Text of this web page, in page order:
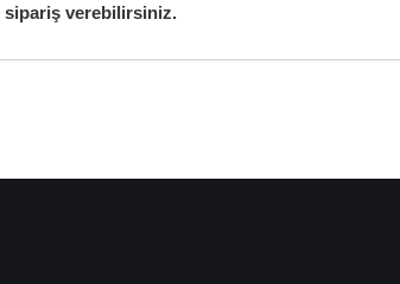
sipariş verebilirsiniz.